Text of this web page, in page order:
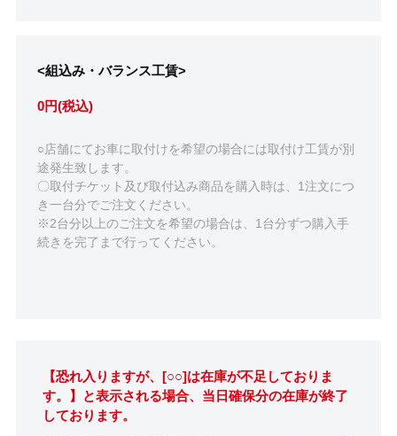
<組込み・バランス工賃>
0円(税込)
○店舗にてお車に取付けを希望の場合には取付け工賃が別
途発生致します。
〇取付チケット及び取付込み商品を購入時は、1注文につ
き一台分でご注文ください。
※2台分以上のご注文を希望の場合は、1台分ずつ購入手
続きを完了まで行ってください。
【恐れ入りますが、[○○]は在庫が不足しておりま
す。】と表示される場合、当日確保分の在庫が終了
しております。